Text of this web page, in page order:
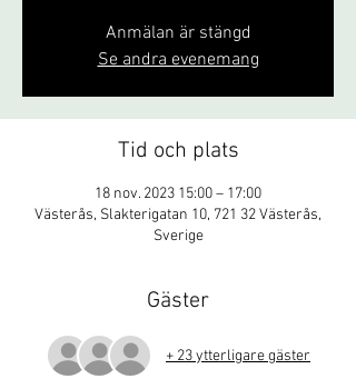
Anmälan är stängd
Se andra evenemang
Tid och plats
18 nov. 2023 15:00 – 17:00
Västerås, Slakterigatan 10, 721 32 Västerås,
Sverige
Gäster
+ 23 ytterligare gäster